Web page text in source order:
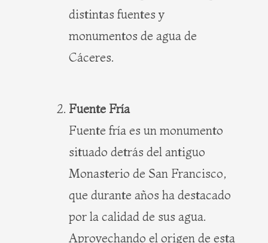
distintas fuentes y
monumentos de agua de
Cáceres.
Fuente Fría
Fuente fría es un monumento
situado detrás del antiguo
Monasterio de San Francisco,
que durante años ha destacado
por la calidad de sus agua.
Aprovechando el origen de esta